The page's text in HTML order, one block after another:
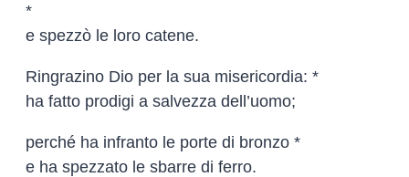
*
e spezzò le loro catene.
Ringrazino Dio per la sua misericordia: *
ha fatto prodigi a salvezza dell’uomo;
perché ha infranto le porte di bronzo *
e ha spezzato le sbarre di ferro.